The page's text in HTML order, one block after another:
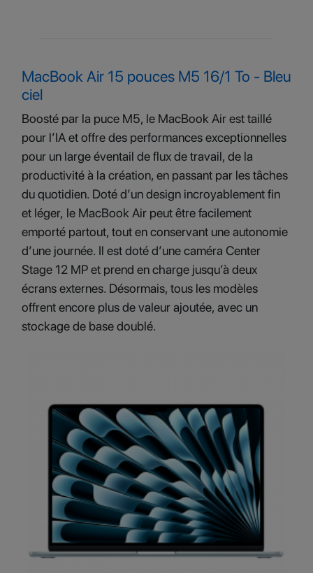
MacBook Air 15 pouces M5 16/1 To - Bleu
ciel
Boosté par la puce M5, le MacBook Air est taillé
pour l’IA et offre des performances exceptionnelles
pour un large éventail de flux de travail, de la
productivité à la création, en passant par les tâches
du quotidien. Doté d’un design incroyablement fin
et léger, le MacBook Air peut être facilement
emporté partout, tout en conservant une autonomie
d’une journée. Il est doté d’une caméra Center
Stage 12 MP et prend en charge jusqu’à deux
écrans externes. Désormais, tous les modèles
offrent encore plus de valeur ajoutée, avec un
stockage de base doublé.